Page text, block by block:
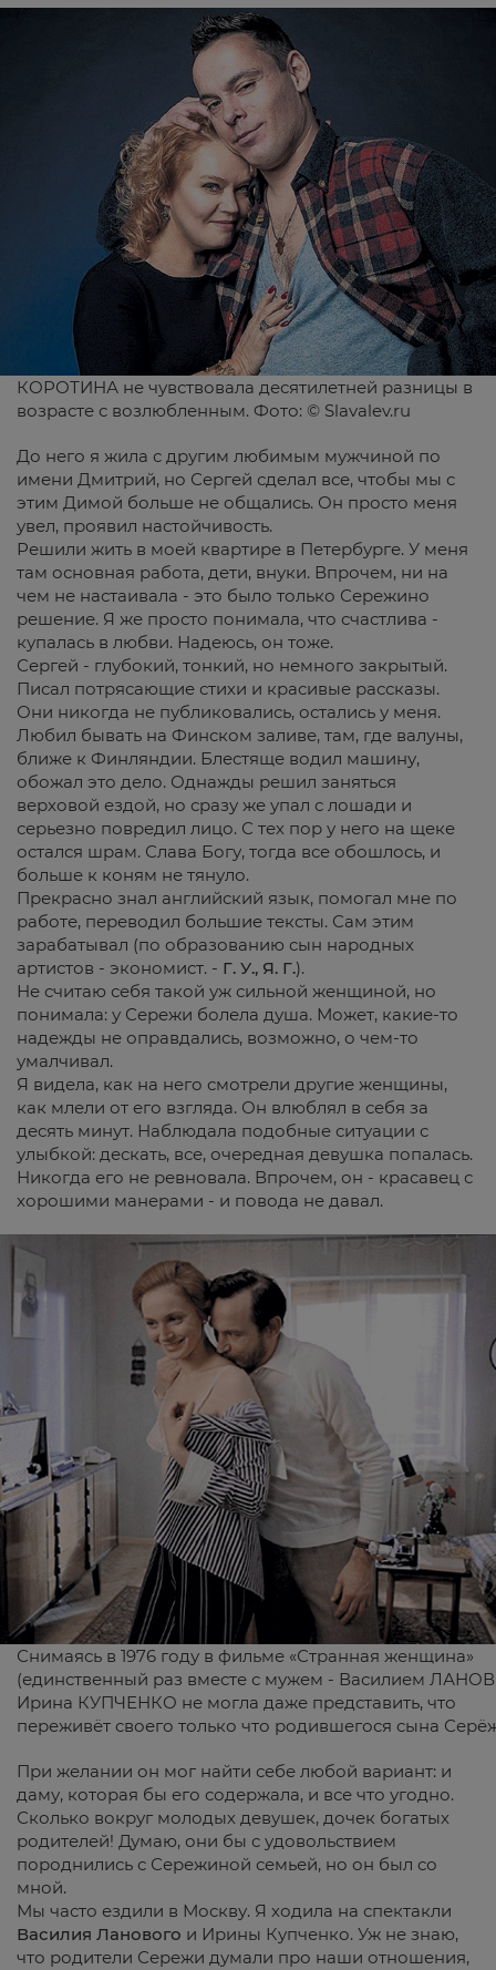
КОРОТИНА не чувствовала десятилетней разницы в
возрасте с возлюбленным. Фото: © Slavalev.ru
До него я жила с другим любимым мужчиной по
имени Дмитрий, но Сергей сделал все, чтобы мы с
этим Димой больше не общались. Он просто меня
увел, проявил настойчивость.
Решили жить в моей квартире в Петербурге. У меня
там основная работа, дети, внуки. Впрочем, ни на
чем не настаивала - это было только Сережино
решение. Я же просто понимала, что счастлива -
купалась в любви. Надеюсь, он тоже.
Сергей - глубокий, тонкий, но немного закрытый.
Писал потрясающие стихи и красивые рассказы.
Они никогда не публиковались, остались у меня.
Любил бывать на Финском заливе, там, где валуны,
ближе к Финляндии. Блестяще водил машину,
обожал это дело. Однажды решил заняться
верховой ездой, но сразу же упал с лошади и
серьезно повредил лицо. С тех пор у него на щеке
остался шрам. Слава Богу, тогда все обошлось, и
больше к коням не тянуло.
Прекрасно знал английский язык, помогал мне по
работе, переводил большие тексты. Сам этим
зарабатывал (по образованию сын народных
артистов - экономист. - Г. У., Я. Г.).
Не считаю себя такой уж сильной женщиной, но
понимала: у Сережи болела душа. Может, какие-то
надежды не оправдались, возможно, о чем-то
умалчивал.
Я видела, как на него смотрели другие женщины,
как млели от его взгляда. Он влюблял в себя за
десять минут. Наблюдала подобные ситуации с
улыбкой: дескать, все, очередная девушка попалась.
Никогда его не ревновала. Впрочем, он - красавец с
хорошими манерами - и повода не давал.
Снимаясь в 1976 году в фильме «Странная женщина»
(единственный раз вместе с мужем - Василием
Ирина КУПЧЕНКО не могла даже представить, что
переживёт своего только что родившегося сына
При желании он мог найти себе любой вариант: и
даму, которая бы его содержала, и все что угодно.
Сколько вокруг молодых девушек, дочек богатых
родителей! Думаю, они бы с удовольствием
породнились с Сережиной семьей, но он был со
мной.
Мы часто ездили в Москву. Я ходила на спектакли
Василия Ланового и Ирины Купченко. Уж не знаю,
что родители Сережи думали про наши отношения,